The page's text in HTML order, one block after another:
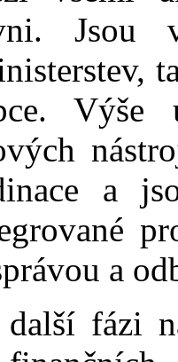
Jsou
Výše
a
a
další fázi